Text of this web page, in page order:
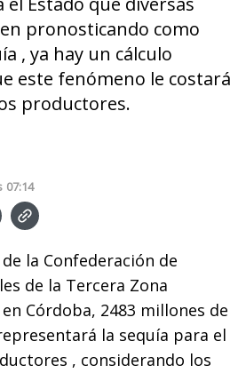
pronosticando como
, ya hay un cálculo
este fenómeno le costará
productores.
07:14
la Confederación de
de la Tercera Zona
Córdoba, 2483 millones de
la sequía para el
, considerando los